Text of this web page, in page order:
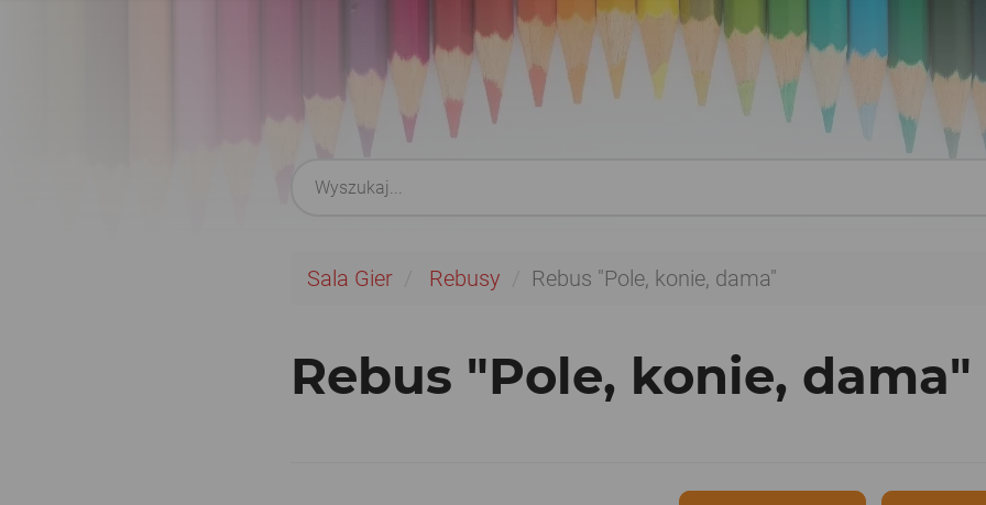
Sala Gier Rebusy Rebus "Pole, konie, dama"
Rebus "Pole, konie, dama"